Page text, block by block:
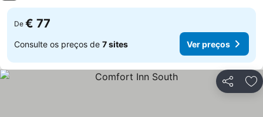
De € 77
Consulte os preços de 7 sites Ver preços
Partilhar